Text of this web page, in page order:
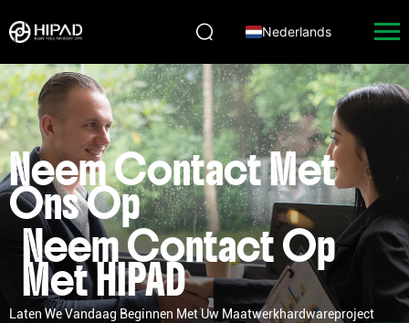
Nederlands
Neem Contact Met
Ons Op
Neem Contact Op
Met HIPAD
Laten We Vandaag Beginnen Met Uw Maatwerkhardwareproject